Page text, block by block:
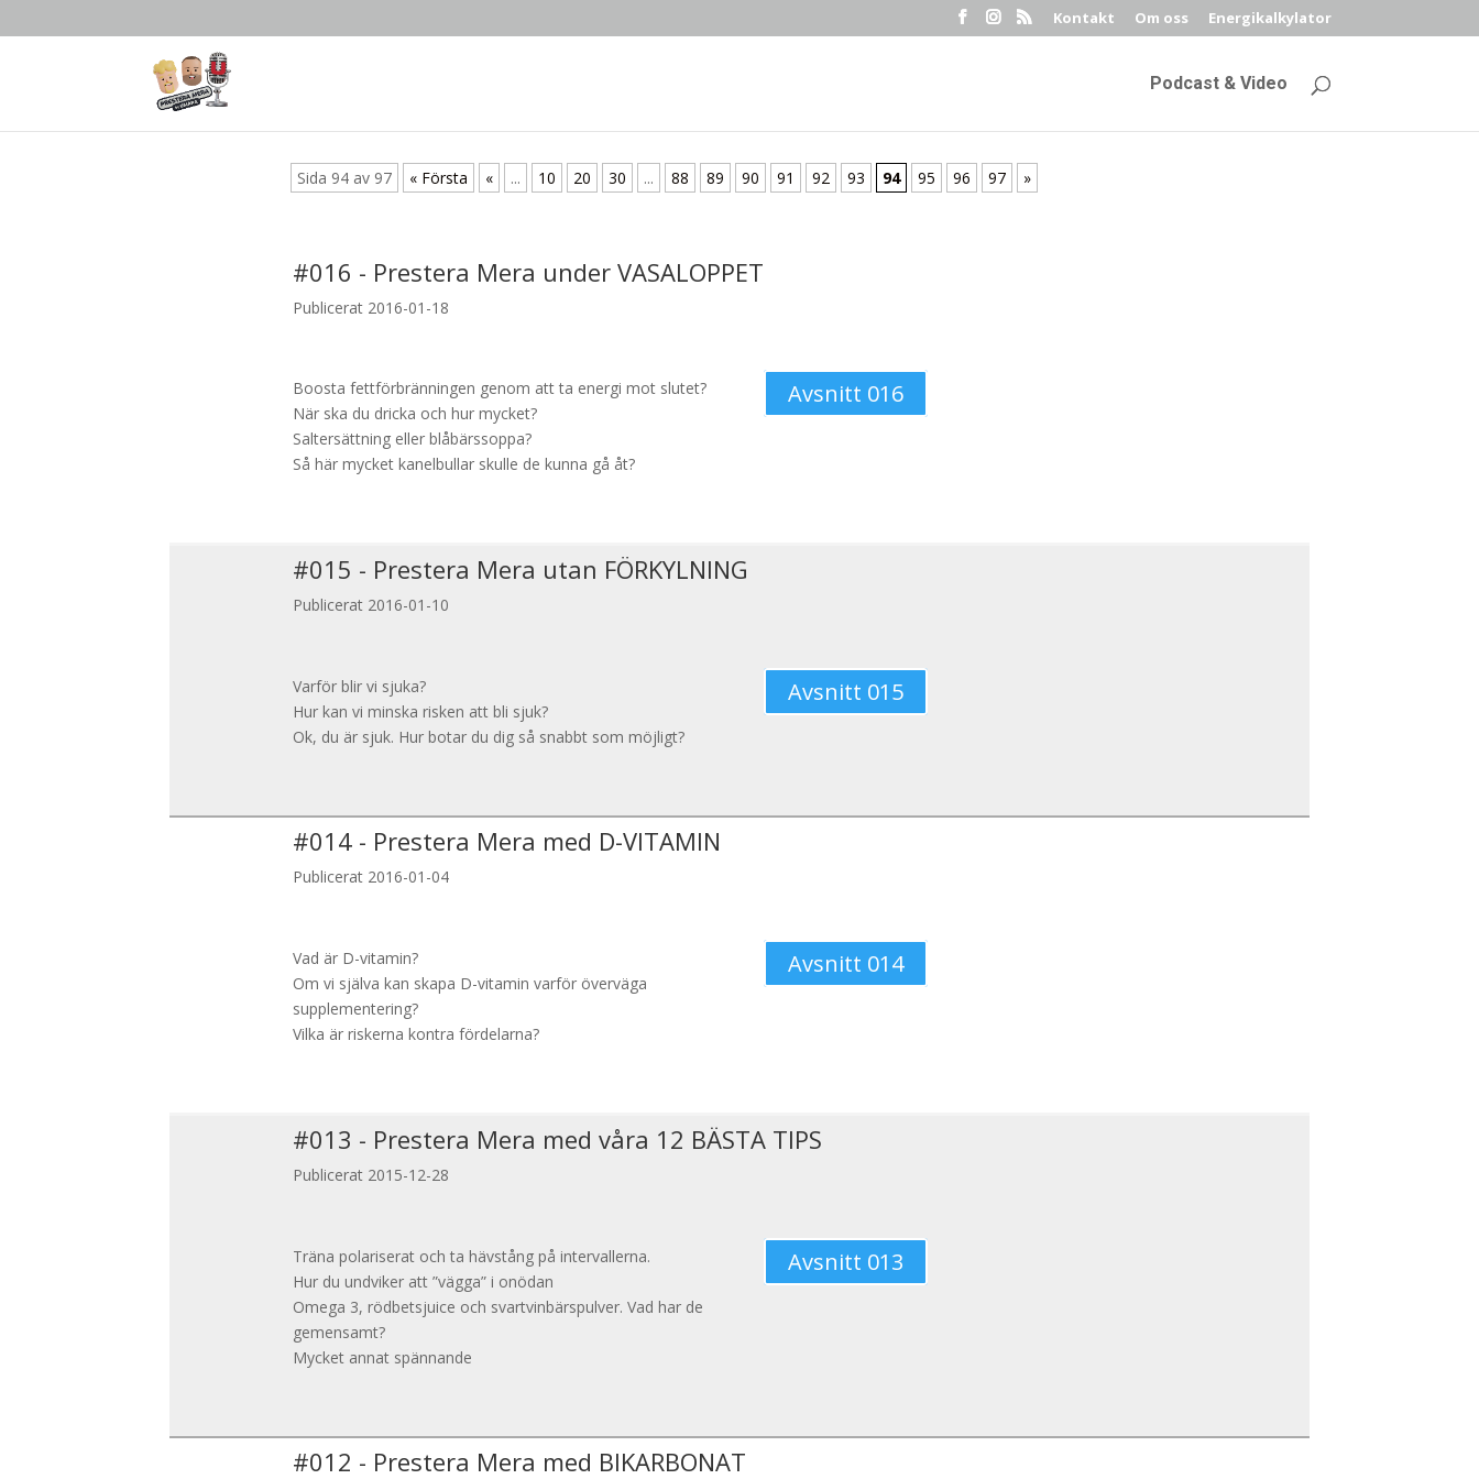
Kontakt Om oss Energikalkylator
Podcast & Video
Sida 94 av 97 « Första « ... 10 20 30 ... 88 89 90 91 92 93 94 95 96 97 »
#016 - Prestera Mera under VASALOPPET
Publicerat 2016-01-18
Boosta fettförbränningen genom att ta energi mot slutet?
När ska du dricka och hur mycket?
Saltersättning eller blåbärssoppa?
Så här mycket kanelbullar skulle de kunna gå åt?
Avsnitt 016
#015 - Prestera Mera utan FÖRKYLNING
Publicerat 2016-01-10
Varför blir vi sjuka?
Hur kan vi minska risken att bli sjuk?
Ok, du är sjuk. Hur botar du dig så snabbt som möjligt?
Avsnitt 015
#014- Prestera Mera med D-VITAMIN
Publicerat 2016-01-04
Vad är D-vitamin?
Om vi själva kan skapa D-vitamin varför överväga
supplementering?
Vilka är riskerna kontra fördelarna?
Avsnitt 014
#013 - Prestera Mera med våra 12 BÄSTA TIPS
Publicerat 2015-12-28
Träna polariserat och ta hävstång på intervallerna.
Hur du undviker att ”vägga” i onödan
Omega 3, rödbetsjuice och svartvinbärspulver. Vad har de
gemensamt?
Mycket annat spännande
Avsnitt 013
#012 - Prestera Mera med BIKARBONAT